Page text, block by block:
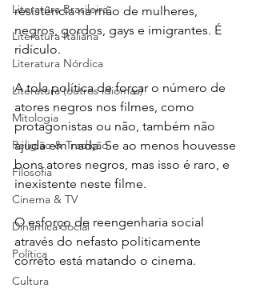
Literatura Brasileira
Literatura Italiana
Literatura Nórdica
Literatura (outros idiomas)
Mitologia
Religião & Tradição
Filosofia
Cinema & TV
Dinâmica Social
Política
Cultura
resistência na mão de mulheres,
negros, gordos, gays e imigrantes. É
ridículo.
A tola política de forçar o número de
atores negros nos filmes, como
protagonistas ou não, também não
ajuda em nada. Se ao menos houvesse
bons atores negros, mas isso é raro, e
inexistente neste filme.
O esforço de reengenharia social
através do nefasto politicamente
correto está matando o cinema.